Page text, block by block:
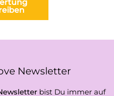
Newsletter
bist Du immer auf